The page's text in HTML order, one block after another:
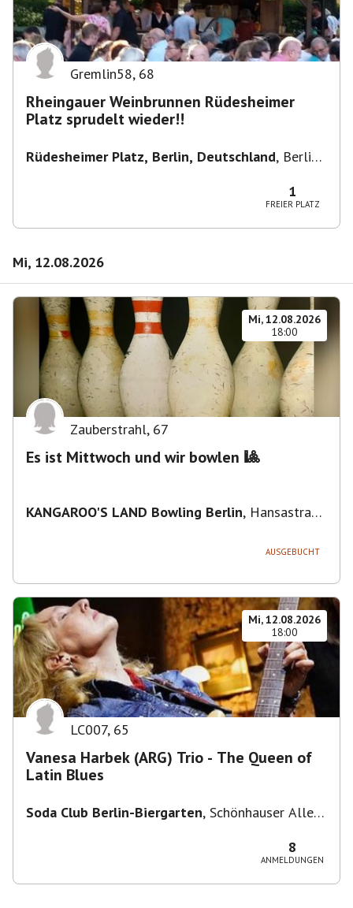
Gremlin58, 68
Rheingauer Weinbrunnen Rüdesheimer
Platz sprudelt wieder!!
Rüdesheimer Platz, Berlin, Deutschland, Berlin-
1
FREIER PLATZ
Mi, 12.08.2026
Mi, 12.08.2026
18:00
Zauberstrahl, 67
Es ist Mittwoch und wir bowlen 🎱
KANGAROO'S LAND Bowling Berlin, Hansastraße
AUSGEBUCHT
Mi, 12.08.2026
18:00
LC007, 65
Vanesa Harbek (ARG) Trio - The Queen of
Latin Blues
Soda Club Berlin-Biergarten, Schönhauser Allee
8
ANMELDUNGEN